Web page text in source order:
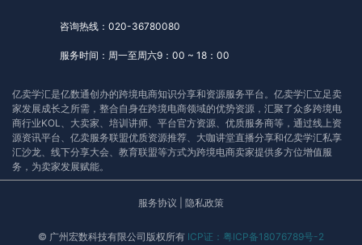
咨询热线：020-36780080
服务时间：周一至周六9：00 ~ 18：00
亿卖学汇是亿数通创办的跨境电商知识分享和资源服务平台。亿卖学汇立足卖
家发展成长之所需，整合自身在跨境电商领域的优势资源，汇聚了众多跨境电
商行业KOL、大卖家、培训讲师、平台官方资源、优质服务商等，通过线上资
源资讯平台、亿卖服务联盟优质资源推荐、大咖讲堂直播分享和亿卖学汇私享
汇沙龙、线下分享大会、教育联盟等方式为跨境电商卖家提供多方位增值服
务，为卖家发展赋能。
服务协议 隐私政策
© 广州宏数科技有限公司版权所有 ICP证：粤ICP备18076789号-2